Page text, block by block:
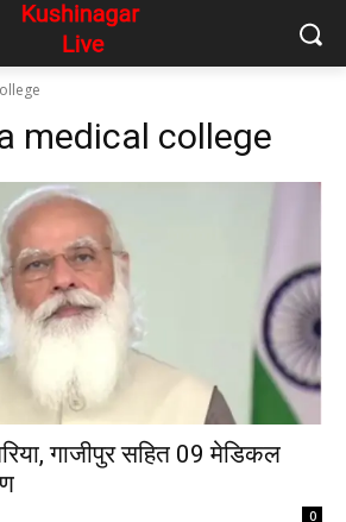
medical college
गाजीपुर सहित 09 मेडिकल
0